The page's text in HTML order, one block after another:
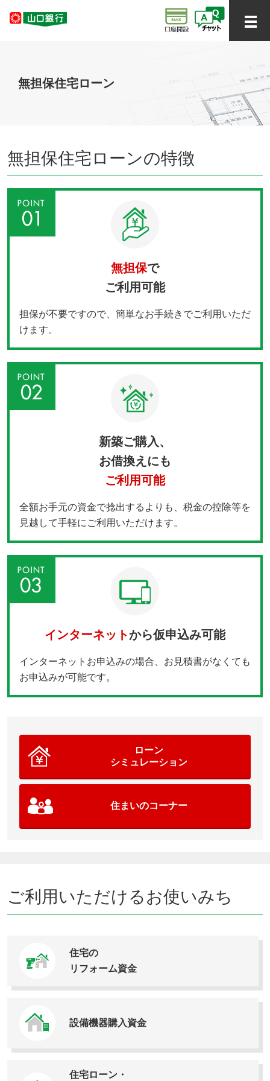
無担保住宅ローン
無担保住宅ローンの特徴
無担保で
ご利用可能
担保が不要ですので、簡単なお手続きでご利用いただ
けます。
新築ご購入、
お借換えにも
ご利用可能
全額お手元の資金で捻出するよりも、税金の控除等を
見越して手軽にご利用いただけます。
インターネットから仮申込み可能
インターネットお申込みの場合、お見積書がなくても
お申込みが可能です。
ローン
シミュレーション
住まいのコーナー
ご利用いただけるお使いみち
住宅の
リフォーム資金
設備機器購入資金
住宅ローン・